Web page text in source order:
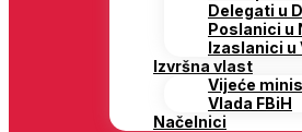
Delegati u
Poslanici u
Izaslanici u
Izvršna vlast
Vijeće
Vlada FBiH
Načelnici